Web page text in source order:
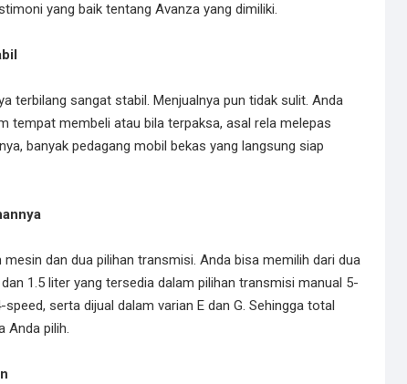
yang baik tentang Avanza yang dimiliki.
terbilang sangat stabil. Menjualnya pun tidak sulit. Anda
tempat membeli atau bila terpaksa, asal rela melepas
banyak pedagang mobil bekas yang langsung siap
dan dua pilihan transmisi. Anda bisa memilih dari dua
1.5 liter yang tersedia dalam pilihan transmisi manual 5-
serta dijual dalam varian E dan G. Sehingga total
Anda pilih.